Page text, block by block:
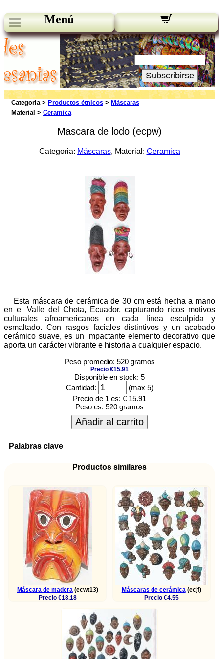
Menú
Novedades:
Su Email:
Subscribirse
Categoria > Productos étnicos > Máscaras
Material > Ceramica
Mascara de lodo (ecpw)
Categoria: Máscaras, Material: Ceramica
Esta máscara de cerámica de 30 cm está hecha a mano
en el Valle del Chota, Ecuador, capturando ricos motivos
culturales afroamericanos en cada línea esculpida y
esmaltado. Con rasgos faciales distintivos y un acabado
cerámico suave, es un impactante elemento decorativo que
aporta un carácter vibrante e historia a cualquier espacio.
Peso promedio: 520 gramos
Precio €15.91
Disponible en stock: 5
Cantidad:
(max 5)
Precio de 1 es: € 15.91
Peso es: 520 gramos
Añadir al carrito
Palabras clave
Productos similares
Máscara de madera (ecwt13)
Precio €18.18
Máscaras de cerámica (ecjf)
Precio €4.55